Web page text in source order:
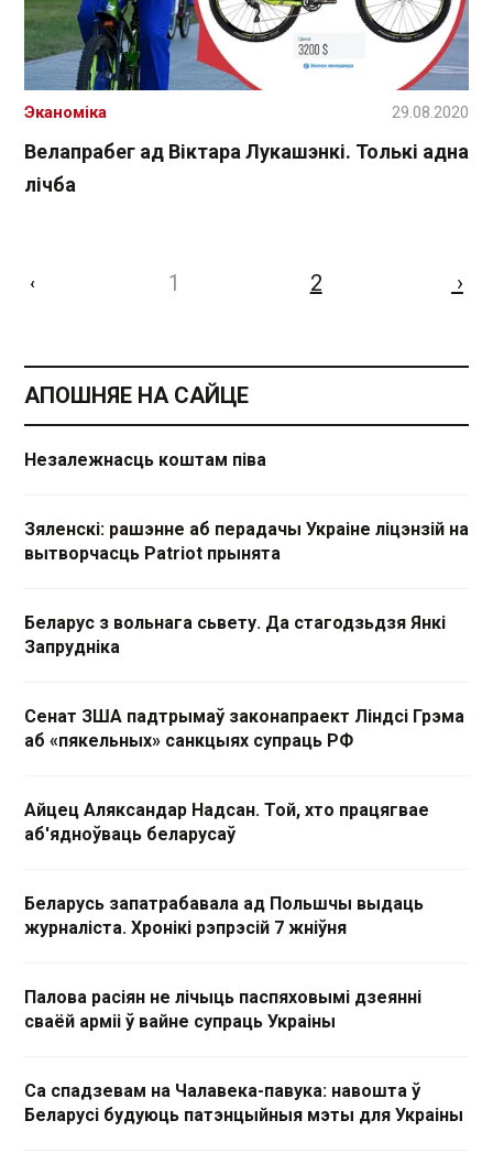
Велапрабег ад Віктара Лукашэнкі. Толькі адна
лічба
Эканоміка 29.08.2020
‹ 1 2 ›
АПОШНЯЕ НА САЙЦЕ
Незалежнасць коштам піва
Зяленскі: рашэнне аб перадачы Украіне ліцэнзій на
вытворчасць Patriot прынята
Беларус з вольнага сьвету. Да стагодзьдзя Янкі
Запрудніка
Сенат ЗША падтрымаў законапраект Ліндсі Грэма
аб «пякельных» санкцыях супраць РФ
Айцец Аляксандар Надсан. Той, хто працягвае
аб'ядноўваць беларусаў
Беларусь запатрабавала ад Польшчы выдаць
журналіста. Хронікі рэпрэсій 7 жніўня
Палова расіян не лічыць паспяховымі дзеянні
сваёй арміі ў вайне супраць Украіны
Са спадзевам на Чалавека-павука: навошта ў
Беларусі будуюць патэнцыйныя мэты для Украіны